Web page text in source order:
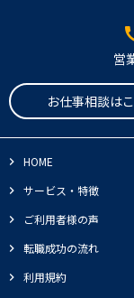
営
お仕事相談は
HOME
サービス・特徴
ご利用者様の声
転職成功の流れ
利用規約